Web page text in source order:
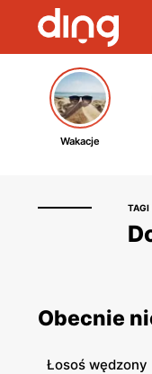
Wakacje
TAGI
Obecnie
Łosoś wędzony